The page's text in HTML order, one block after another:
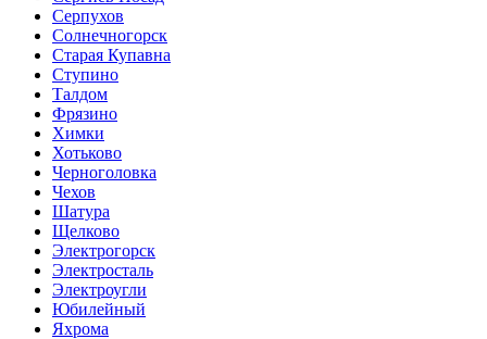
Серпухов
Солнечногорск
Старая Купавна
Ступино
Талдом
Фрязино
Химки
Хотьково
Черноголовка
Чехов
Шатура
Щелково
Электрогорск
Электросталь
Электроугли
Юбилейный
Яхрома